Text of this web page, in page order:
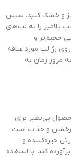
و خشک کنید. سپس
پلامپر را به لب‌های
حجیم‌تر و
رژ لب مورد علاقه
مرور زمان به
بی‌نظیر برای
و جذاب است.
خیره‌کننده و
کند. با استفاده